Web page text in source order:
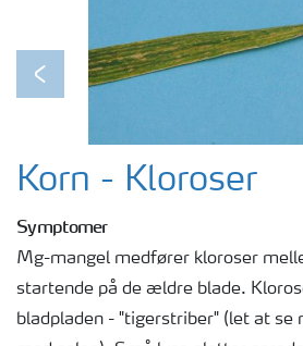
Previous
Korn - Kloroser
Symptomer
Mg-mangel medfører kloroser
startende på de ældre blade.
bladpladen - "tigerstriber" (let at se